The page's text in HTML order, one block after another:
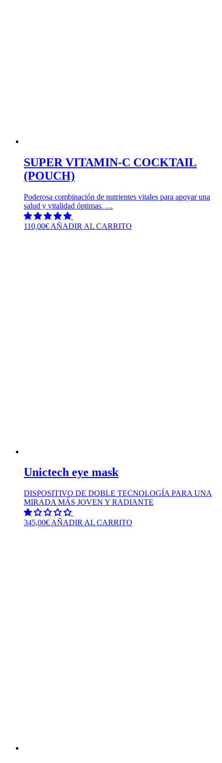
SUPER VITAMIN-C COCKTAIL
(POUCH)
Poderosa combinación de nutrientes vitales para apoyar una
salud y vitalidad óptimas. …
110,00€ AÑADIR AL CARRITO
Unictech eye mask
DISPOSITIVO DE DOBLE TECNOLOGÍA PARA UNA
MIRADA MÁS JOVEN Y RADIANTE
345,00€ AÑADIR AL CARRITO